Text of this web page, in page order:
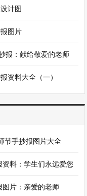
计图
图片
报：献给敬爱的老师
资料大全（一）
节手抄报图片大全
料：学生们永远爱您
图片：亲爱的老师